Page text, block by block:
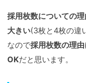
採用枚数についての
大きい(3枚と4枚の違
なので採用枚数の理
OKだと思います。